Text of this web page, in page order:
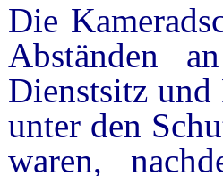
Die
Abständen
Dienstsitz und
unter den
waren,